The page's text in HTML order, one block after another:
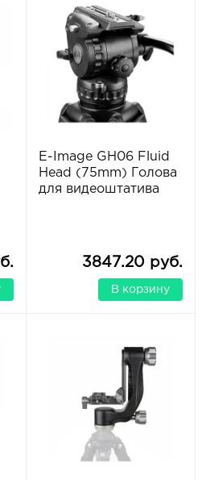
E-Image GH06 Fluid
Head (75mm) Голова
для видеоштатива
3847.20 руб.
В корзину